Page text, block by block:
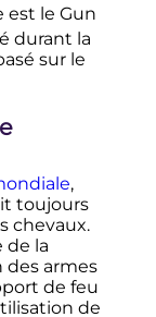
est le Gun
durant la
sur le
,
toujours
chevaux.
de la
des armes
de feu
de